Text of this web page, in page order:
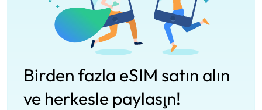
Birden fazla eSIM satın alın
ve herkesle paylaşın!